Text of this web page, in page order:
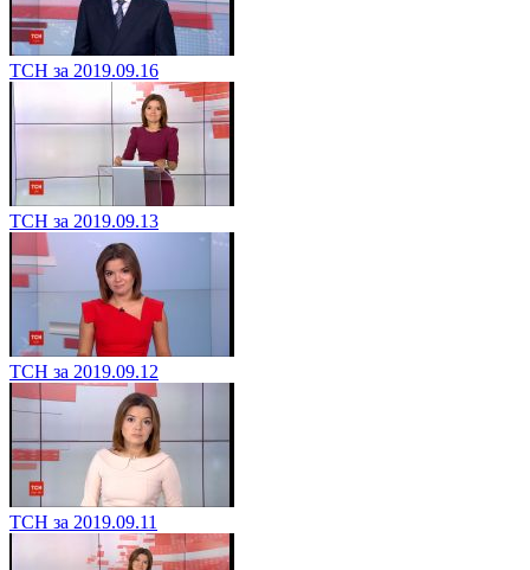
ТСН за 2019.09.16
ТСН за 2019.09.13
ТСН за 2019.09.12
ТСН за 2019.09.11